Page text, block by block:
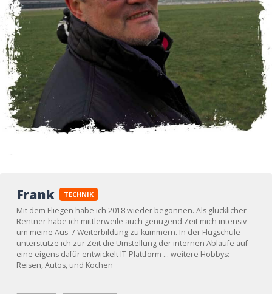
Frank TECHNIK
Mit dem Fliegen habe ich 2018 wieder begonnen. Als glücklicher
Rentner habe ich mittlerweile auch genügend Zeit mich intensiv
um meine Aus- / Weiterbildung zu kümmern. In der Flugschule
unterstütze ich zur Zeit die Umstellung der internen Abläufe auf
eine eigens dafür entwickelt IT-Plattform ... weitere Hobbys:
Reisen, Autos, und Kochen